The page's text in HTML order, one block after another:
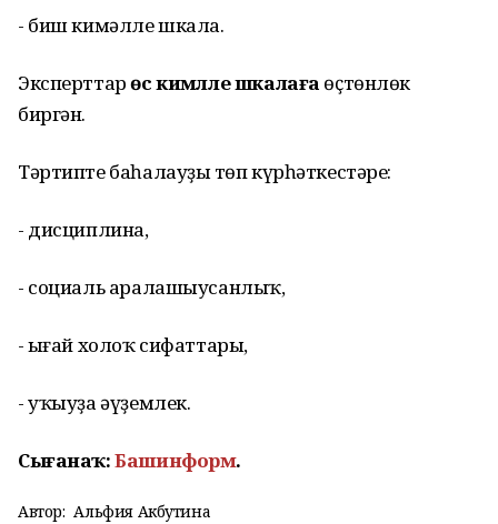
- биш кимәлле шкала.
Эксперттарөс кимәлле шкалаға өҫтөнлөк
биргән.
Тәртипте баһалауҙың төп күрһәткестәре:
- дисциплина,
- социаль аралашыусанлыҡ,
- ыңғай холоҡ сифаттары,
- уҡыуҙа әүҙемлек.
Сығанаҡ:Башинформ.
Автор: Альфия Акбутина